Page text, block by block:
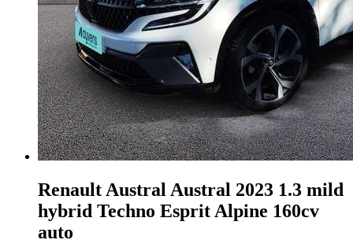
Renault Austral Austral 2023 1.3 mild
hybrid Techno Esprit Alpine 160cv
auto